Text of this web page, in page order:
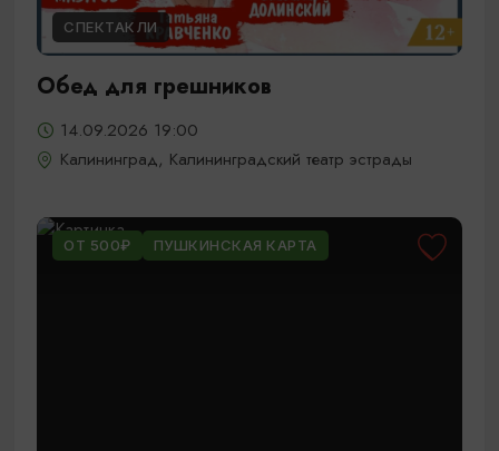
СПЕКТАКЛИ
Обед для грешников
14.09.2026 19:00
Калининград, Калининградский театр эстрады
ОТ 500₽ ПУШКИНСКАЯ КАРТА